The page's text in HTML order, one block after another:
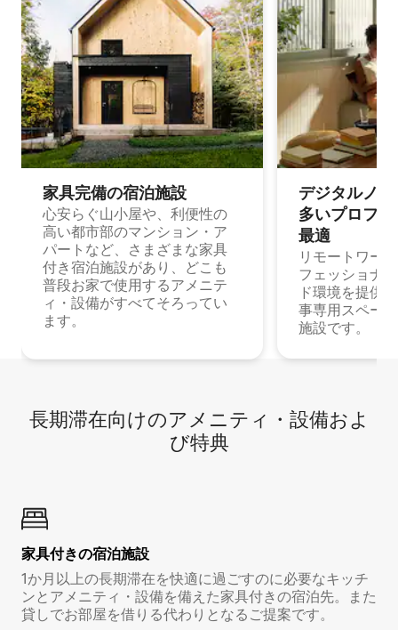
家具完備の宿⁠泊⁠施⁠設
心安らぐ山小屋や、利便性の
高い都市部のマンション・ア
パートなど、さまざまな家具
付き宿泊施設があり、どこも
普段お家で使用するアメニテ
ィ・設備がすべてそろってい
ます。
デジタルノ
多⁠いプ⁠ロ⁠フ⁠
最⁠適
リモートワー
フェッショナ
ド環境を提供
事専用スペー
施設です。
長期滞在向け⁠のア⁠メ⁠ニ⁠テ⁠ィ⁠・設⁠備⁠およ
び特⁠典
家具付き⁠の宿⁠泊⁠施⁠設
1か月以上の長期滞在を快適に過ごすのに必要なキッチ
ンとアメニティ・設備を備えた家具付きの宿泊先。また
貸しでお部屋を借りる代わりとなるご提案です。